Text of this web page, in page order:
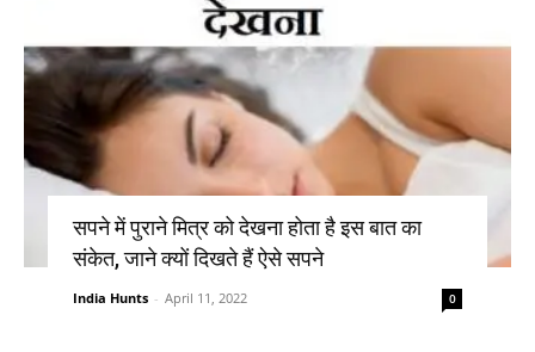
सपने में पुराने मित्र को देखना होता है इस बात का
संकेत, जाने क्यों दिखते हैं ऐसे सपने
India Hunts - April 11, 2022 0